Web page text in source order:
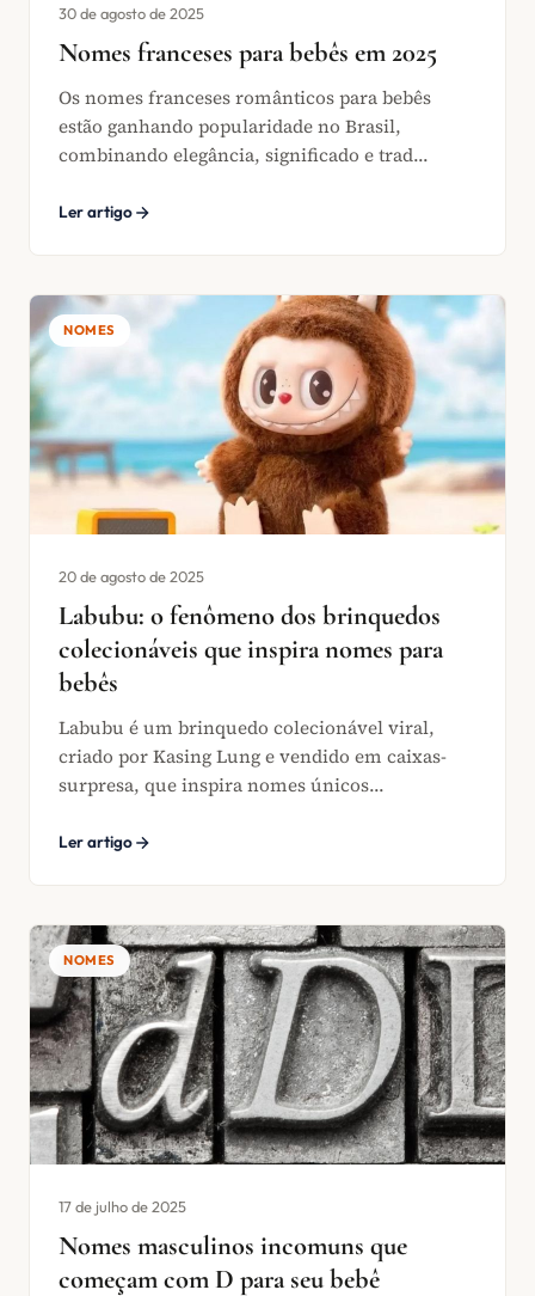
30 de agosto de 2025
Nomes franceses para bebês em 2025
Os nomes franceses românticos para bebês
estão ganhando popularidade no Brasil,
combinando elegância, significado e trad...
Ler artigo
NOMES
20 de agosto de 2025
Labubu: o fenômeno dos brinquedos
colecionáveis que inspira nomes para
bebês
Labubu é um brinquedo colecionável viral,
criado por Kasing Lung e vendido em caixas-
surpresa, que inspira nomes únicos...
Ler artigo
NOMES
17 de julho de 2025
Nomes masculinos incomuns que
começam com D para seu bebê